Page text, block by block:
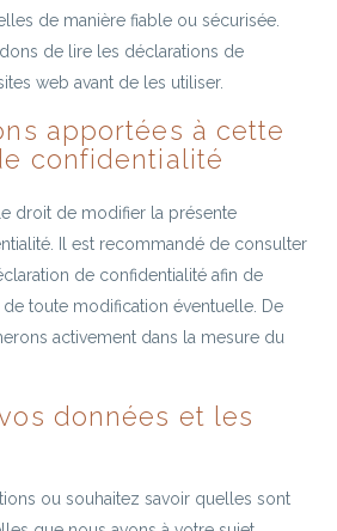
de manière fiable ou sécurisée.
de lire les déclarations de
web avant de les utiliser.
apportées à cette
confidentialité
droit de modifier la présente
Il est recommandé de consulter
de confidentialité afin de
toute modification éventuelle. De
activement dans la mesure du
données et les
ou souhaitez savoir quelles sont